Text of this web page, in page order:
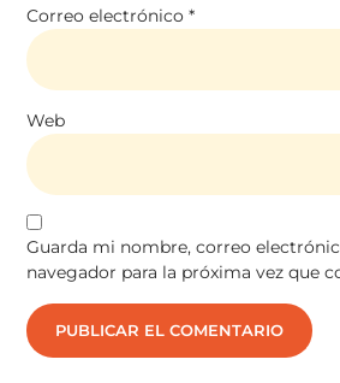
Correo electrónico*
Web
Guarda mi nombre, correo
navegador para la próxima vez que